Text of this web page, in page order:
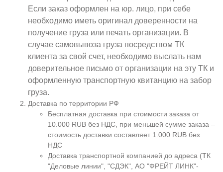
Если заказ оформлен на юр. лицо, при себе
необходимо иметь оригинал доверенности на
получение груза или печать организации. В
случае самовывоза груза посредством ТК
клиента за свой счет, необходимо выслать нам
доверительное письмо от организации на эту ТК и
оформленную транспортную квитанцию на забор
груза.
Доставка по территории РФ
Бесплатная доставка при стоимости заказа от
10.000 RUB без НДС, при меньшей сумме заказа –
стоимость доставки составляет 1.000 RUB без
НДС
Доставка транспортной компанией до адреса (ТК
"Деловые линии", "СДЭК", АО "ФРЕЙТ ЛИНК"-